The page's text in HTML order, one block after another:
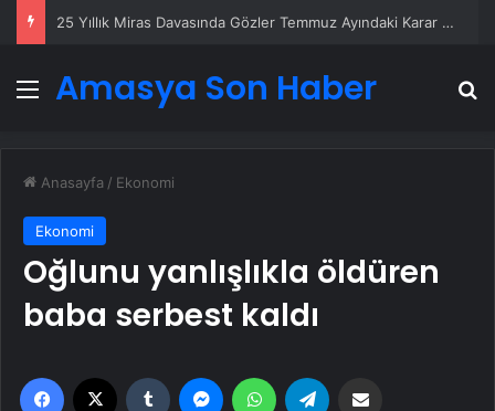
25 Yıllık Miras Davasında Gözler Temmuz Ayındaki Karar Duruşmasına Çevrildi
Menü
Amasya Son Haber
Anasayfa / Ekonomi
Ekonomi
Oğlunu yanlışlıkla öldüren
baba serbest kaldı
Facebook Tumblr MessengerWhatsApp